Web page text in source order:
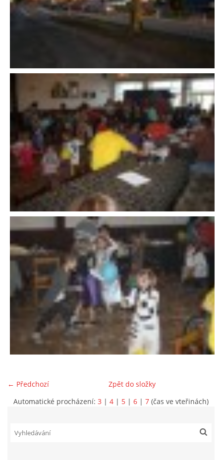
SEZNAM ČLENŮ SDH
LETNÍ AREÁL U NÁDRŽKY
VAROVÁNÍ OBYVATELSTVA
HASIČSKÉ DESATERO
SVATÝ FLORIÁN
ODKAZY NA WWW.STRÁNKY
Kontakt
538 03 Heřmanův Městec
Bankovní spojení:
224985128/0600
IČO: 64782832
Gmail: sdhlicomelice@gmail.com
607 276 682 - starosta SDH
© 2026 eStránky.cz
← Předchozí
Zpět do složky
Automatické procházení: 3 | 4 | 5 | 6 | 7 (čas ve vteřinách)